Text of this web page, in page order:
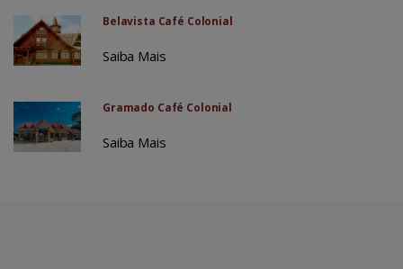
Belavista Café Colonial
Saiba Mais
Gramado Café Colonial
Saiba Mais